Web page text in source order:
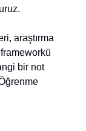
araştırma
bir not